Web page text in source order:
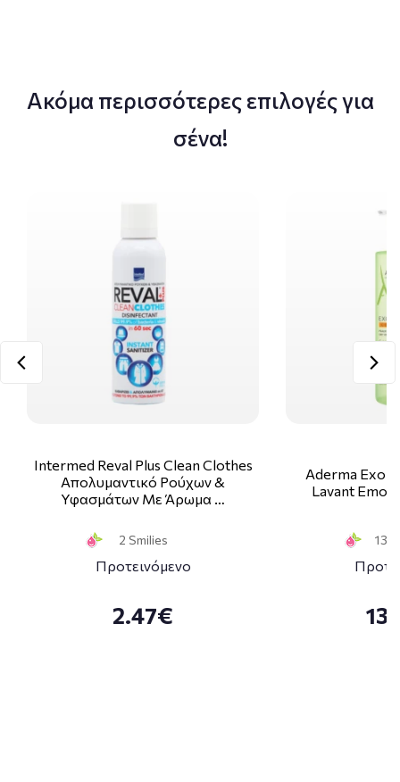
Ακόμα περισσότερες επιλογές για
σένα!
Intermed Reval Plus Clean Clothes
Απολυμαντικό Ρούχων &
Υφασμάτων Με Άρωμα …
2 Smilies
Προτεινόμενο
2.47€
Aderma
Lavant
13